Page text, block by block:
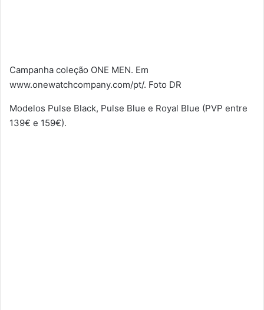
Campanha coleção ONE MEN. Em
www.onewatchcompany.com/pt/. Foto DR
Modelos Pulse Black, Pulse Blue e Royal Blue (PVP entre
139€ e 159€).